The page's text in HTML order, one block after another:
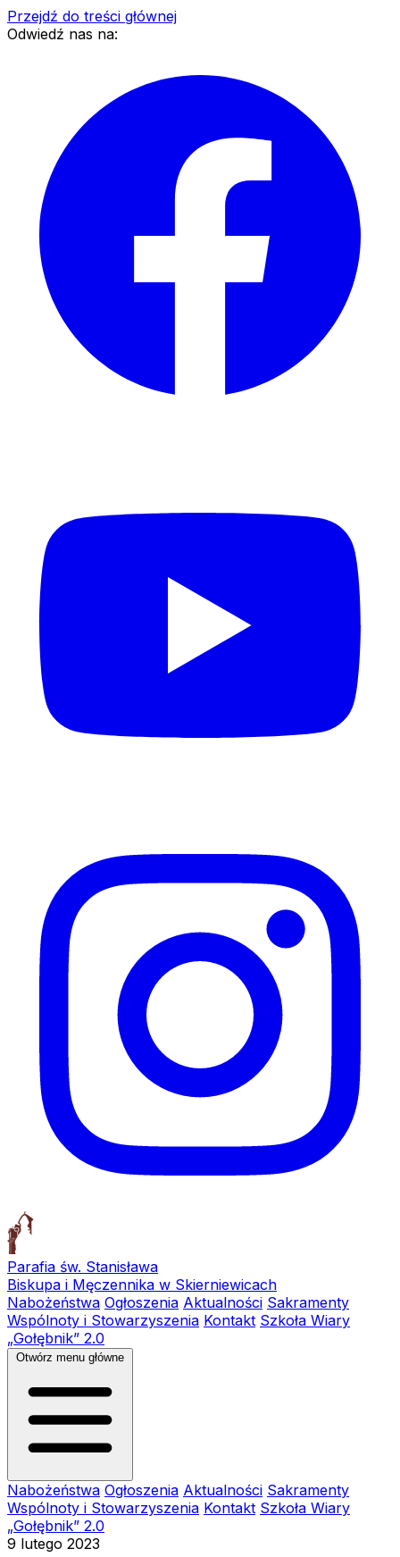
Przejdź do treści głównej
Odwiedź nas na:
Parafia św. Stanisława
Biskupa i Męczennika w Skierniewicach
Nabożeństwa Ogłoszenia Aktualności Sakramenty
Wspólnoty i Stowarzyszenia Kontakt Szkoła Wiary
„Gołębnik” 2.0
Otwórz menu główne
Nabożeństwa Ogłoszenia Aktualności Sakramenty
Wspólnoty i Stowarzyszenia Kontakt Szkoła Wiary
„Gołębnik” 2.0
9 lutego 2023